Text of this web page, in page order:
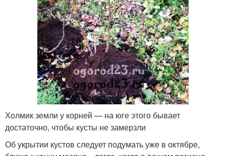
Холмик земли у корней — на юге этого бывает
достаточно, чтобы кусты не замерзли
Об укрытии кустов следует подумать уже в октябре,